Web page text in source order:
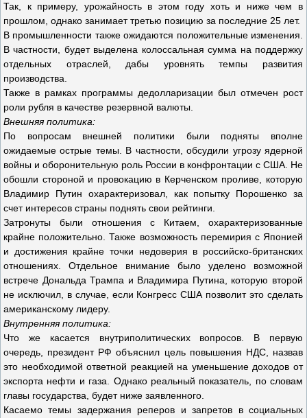
Так, к примеру, урожайность в этом году хоть и ниже чем в
прошлом, однако занимает третью позицию за последние 25 лет.
В промышленности также ожидаются положительные изменения.
В частности, будет выделена колоссальная сумма на поддержку
отдельных отраслей, дабы уровнять темпы развития
производства.
Также в рамках программы дедолларизации был отмечен рост
роли рубля в качестве резервной валюты.
Внешняя политика:
По вопросам внешней политики были подняты вполне
ожидаемые острые темы. В частности, обсудили угрозу ядерной
войны и оборонительную роль России в конфронтации с США. Не
обошли стороной и провокацию в Керченском проливе, которую
Владимир Путин охарактеризовал, как попытку Порошенко за
счет интересов страны поднять свои рейтинги.
Затронуты были отношения с Китаем, охарактеризованные
крайне положительно. Также возможность перемирия с Японией
и достижения крайне точки недоверия в российско-британских
отношениях. Отдельное внимание было уделено возможной
встрече Дональда Трампа и Владимира Путина, которую второй
не исключил, в случае, если Конгресс США позволит это сделать
американскому лидеру.
Внутренняя политика:
Что же касается внутриполитических вопросов. В первую
очередь, президент РФ объяснил цель повышения НДС, назвав
это необходимой ответной реакцией на уменьшение доходов от
экспорта нефти и газа. Однако реальный показатель, по словам
главы государства, будет ниже заявленного.
Касаемо темы задержания реперов и запретов в социальных